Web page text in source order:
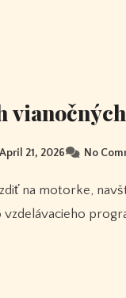
April 21, 2026 No